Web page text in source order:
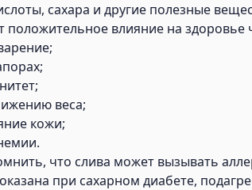
сахара и другие полезные
положительное влияние на здоровье
веса;
кожи;
что слива может вызывать
при сахарном диабете,